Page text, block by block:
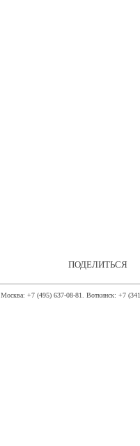
ПОДЕЛИТЬСЯ
Москва: +7 (495) 637-08-81. Воткинск: +7